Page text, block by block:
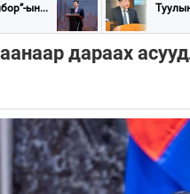
ын...
дараах